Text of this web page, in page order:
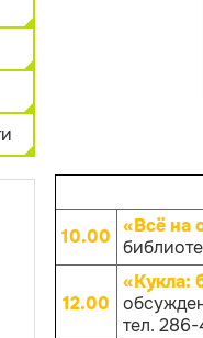
10.00 «Всё на
12.00
«Кукла:
тел.